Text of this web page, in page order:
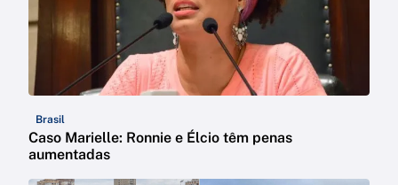
Brasil
Caso Marielle: Ronnie e Élcio têm penas
aumentadas